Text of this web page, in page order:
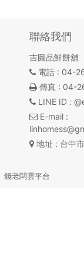
聯絡我們
吉圓品鮮餅舖
電話: 04-
傳真: 04-
LINE ID :
E-mail:
地址 : 台中
錢老闆雲平台